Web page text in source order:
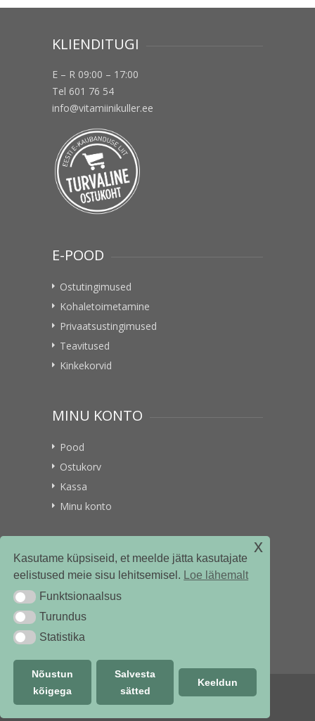
Kasutame küpsiseid, et meelde jätta kasutajate
eelistused meie sisu lehitsemisel. Loe lähemalt
Funktsionaalsus
Funktsionaalsus
TurundusTurundus
StatistikaStatistika
Nõustun
kõigega
Salvesta
sätted
Keeldun
x
KLIENDITUGI
E – R 09:00 – 17:00
Tel 601 76 54
info@vitamiinikuller.ee
E-POOD
Ostutingimused
Kohaletoimetamine
Privaatsustingimused
Teavitused
Kinkekorvid
MINU KONTO
Pood
Ostukorv
Kassa
Minu konto
VITAMIINIKULLER.EE
© vitamiinikuller.ee 2018